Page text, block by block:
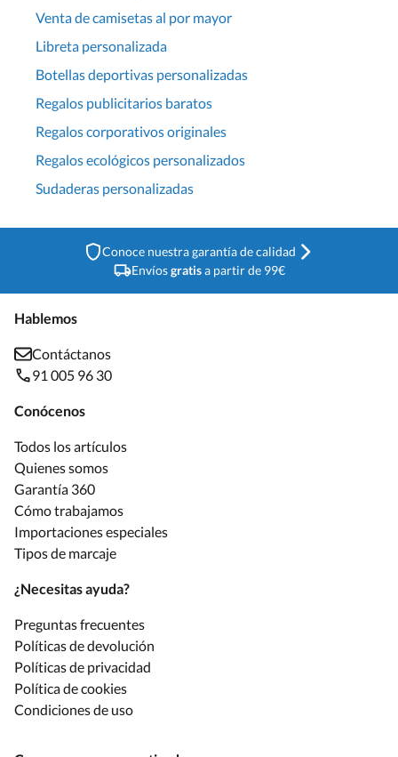
Venta de camisetas al por mayor
Libreta personalizada
Botellas deportivas personalizadas
Regalos publicitarios baratos
Regalos corporativos originales
Regalos ecológicos personalizados
Sudaderas personalizadas
Conoce nuestra garantía de calidad
Envíosgratisa partir de 99€
Hablemos
Contáctanos
91 005 96 30
Conócenos
Todos los artículos
Quienes somos
Garantía 360
Cómo trabajamos
Importaciones especiales
Tipos de marcaje
¿Necesitas ayuda?
Preguntas frecuentes
Políticas de devolución
Políticas de privacidad
Política de cookies
Condiciones de uso